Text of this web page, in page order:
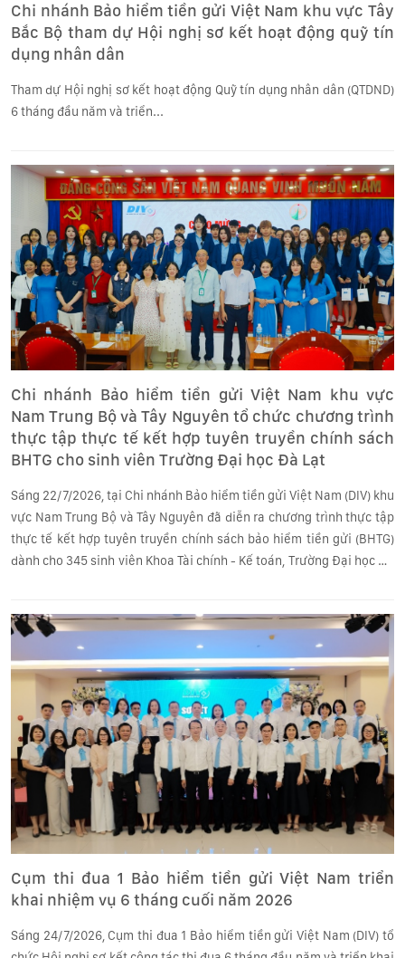
Chi nhánh Bảo hiểm tiền gửi Việt Nam khu vực Tây
Bắc Bộ tham dự Hội nghị sơ kết hoạt động quỹ tín
dụng nhân dân
Tham dự Hội nghị sơ kết hoạt động Quỹ tín dụng nhân dân (QTDND)
6 tháng đầu năm và triển...
Chi nhánh Bảo hiểm tiền gửi Việt Nam khu vực
Nam Trung Bộ và Tây Nguyên tổ chức chương trình
thực tập thực tế kết hợp tuyên truyền chính sách
BHTG cho sinh viên Trường Đại học Đà Lạt
Sáng 22/7/2026, tại Chi nhánh Bảo hiểm tiền gửi Việt Nam (DIV) khu
vực Nam Trung Bộ và Tây Nguyên đã diễn ra chương trình thực tập
thực tế kết hợp tuyên truyền chính sách bảo hiểm tiền gửi (BHTG)
dành cho 345 sinh viên Khoa Tài chính - Kế toán, Trường Đại học Đà
Cụm thi đua 1 Bảo hiểm tiền gửi Việt Nam triển
khai nhiệm vụ 6 tháng cuối năm 2026
Sáng 24/7/2026, Cụm thi đua 1 Bảo hiểm tiền gửi Việt Nam (DIV) tổ